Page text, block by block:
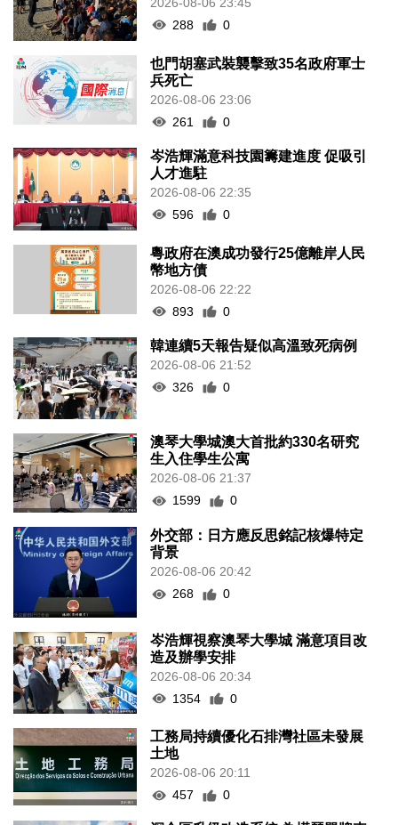
288
0
也門胡塞武裝襲擊致35名政府軍士
兵死亡
2026-08-06 23:06
261
0
岑浩輝滿意科技園籌建進度 促吸引
人才進駐
2026-08-06 22:35
596
0
粵政府在澳成功發行25億離岸人民
幣地方債
2026-08-06 22:22
893
0
韓連續5天報告疑似高溫致死病例
2026-08-06 21:52
326
0
澳琴大學城澳大首批約330名研究
生入住學生公寓
2026-08-06 21:37
1599
0
外交部：日方應反思銘記核爆特定
背景
2026-08-06 20:42
268
0
岑浩輝視察澳琴大學城 滿意項目改
造及辦學安排
2026-08-06 20:34
1354
0
工務局持續優化石排灣社區未發展
土地
2026-08-06 20:11
457
0